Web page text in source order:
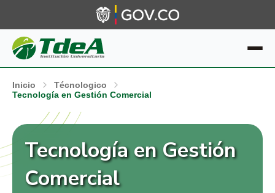
Inicio
Técnologico
Tecnología en Gestión Comercial
Tecnología en Gestión
Comercial